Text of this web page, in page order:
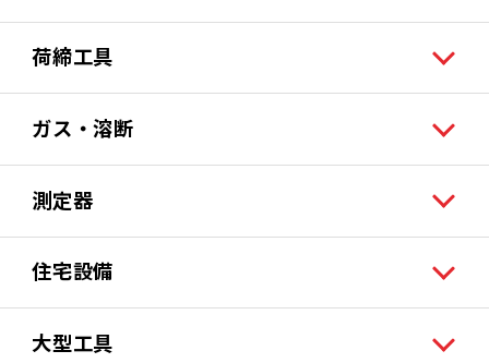
荷締工具
ガス・溶断
測定器
住宅設備
大型工具